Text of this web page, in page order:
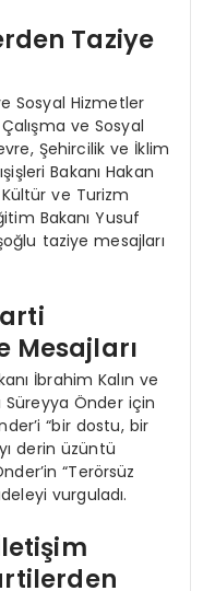
Taziye
Sosyal Hizmetler
ve Sosyal
Şehircilik ve İklim
Bakanı Hakan
Kültür ve Turizm
Bakanı Yusuf
taziye mesajları
Mesajları
İbrahim Kalın ve
Süreyya Önder için
“bir dostu, bir
derin üzüntü
“Terörsüz
vurguladı.